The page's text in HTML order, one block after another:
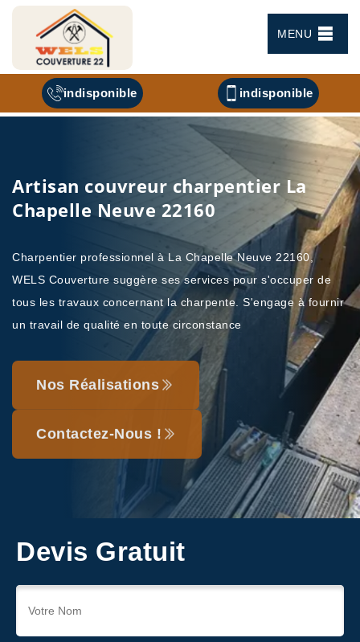
MENU
indisponible indisponible
Artisan couvreur charpentier La
Chapelle Neuve 22160
Charpentier professionnel à La Chapelle Neuve 22160,
WELS Couverture suggère ses services pour s'occuper de
tous les travaux concernant la charpente. S'engage à fournir
un travail de qualité en toute circonstance
Nos Réalisations
Contactez-Nous !
Devis Gratuit